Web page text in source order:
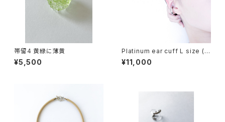
帯留4 黄緑に薄黄
¥5,500
Platinum ear cuff L size (o
ne ear)
¥11,000